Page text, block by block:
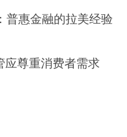
普惠金融的拉美经验
应尊重消费者需求